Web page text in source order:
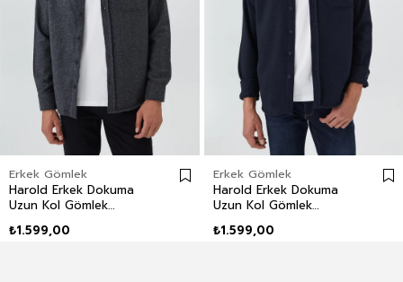
Erkek Gömlek
Harold Erkek Dokuma
Uzun Kol Gömlek
₺1.599,00
Erkek Gömlek
Harold Erkek Dokuma
Uzun Kol Gömlek
₺1.599,00